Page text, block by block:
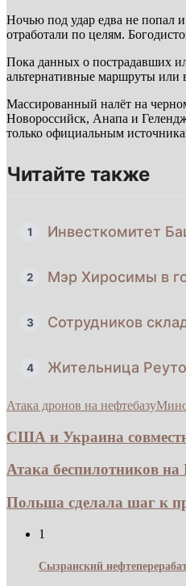
Ночью под удар едва не попал
отработали по целям.
Пока данных о пострадавших
альтернативные маршруты или
Массированный налёт на
Новороссийск, Анапа и
только официальным
Читайте также
1 Инвесткомитет
2 Мэр Хиросимы в
3 Сотрудников
4 Жительница
Атака дронов на нефтебазу
США и Украина
Атака беспилотников
Польша сделала шаг к
1
Сызранский